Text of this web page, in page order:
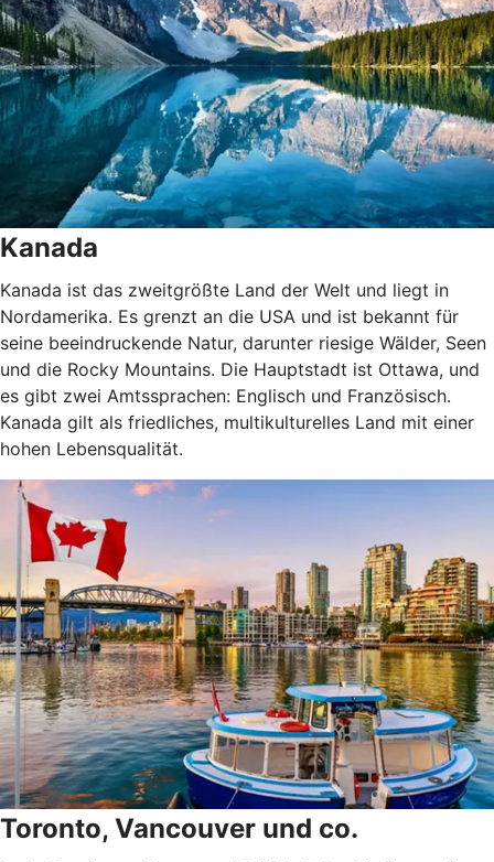
Kanada
Kanada ist das zweitgrößte Land der Welt und liegt in
Nordamerika. Es grenzt an die USA und ist bekannt für
seine beeindruckende Natur, darunter riesige Wälder, Seen
und die Rocky Mountains. Die Hauptstadt ist Ottawa, und
es gibt zwei Amtssprachen: Englisch und Französisch.
Kanada gilt als friedliches, multikulturelles Land mit einer
hohen Lebensqualität.
Toronto, Vancouver und co.